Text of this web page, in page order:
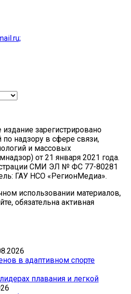
зарегистрировано
надзору в сфере связи,
и массовых
от 21 января 2021 года.
СМИ ЭЛ № ФС 77-80281
ГАУ НСО «РегионМедиа».
использовании материалов,
обязательна активная
в адаптивном спорте
плавания и легкой